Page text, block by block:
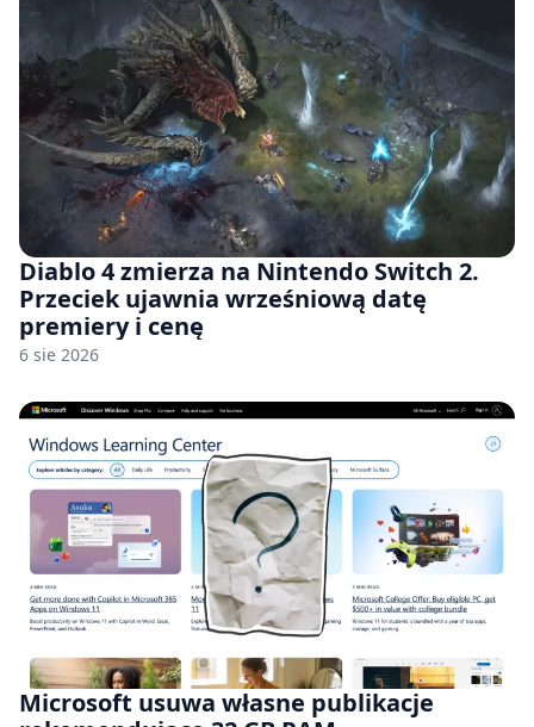
Diablo 4 zmierza na Nintendo Switch 2.
Przeciek ujawnia wrześniową datę
premiery i cenę
6 sie 2026
Microsoft usuwa własne publikacje